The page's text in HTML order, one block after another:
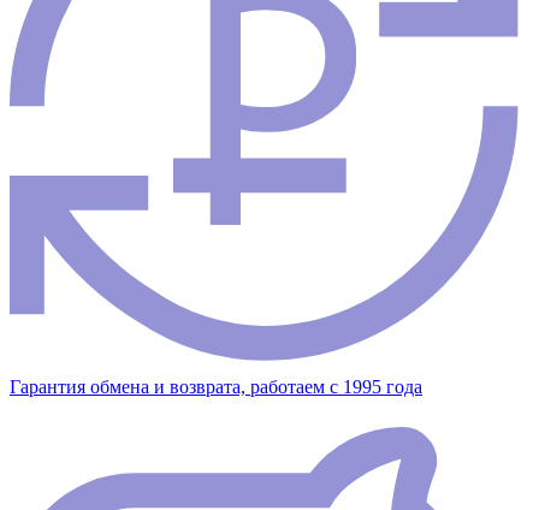
Гарантия обмена и возврата, работаем с 1995 года